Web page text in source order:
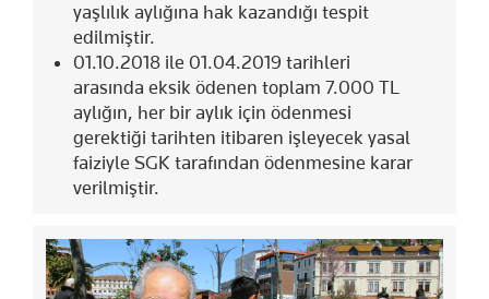
yaşlılık aylığına hak kazandığı tespit
edilmiştir.
01.10.2018 ile 01.04.2019 tarihleri
arasında eksik ödenen toplam 7.000 TL
aylığın, her bir aylık için ödenmesi
gerektiği tarihten itibaren işleyecek yasal
faiziyle SGK tarafından ödenmesine karar
verilmiştir.